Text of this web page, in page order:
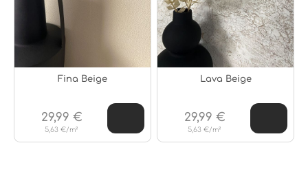
Fina Beige
5,63 €/m²
29,99 €
Lava Beige
5,63 €/m²
29,99 €